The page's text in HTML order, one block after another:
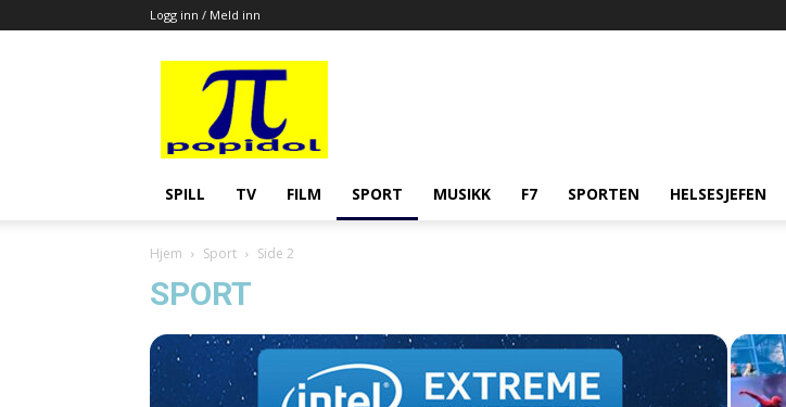
Logg inn / Meld inn
SPILL TV FILM SPORT MUSIKK F7 SPORTEN HELSESJEFEN
Hjem Sport Side 2
SPORT